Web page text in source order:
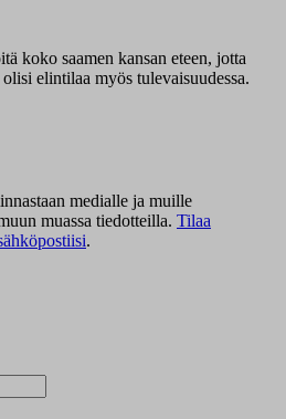
koko saamen kansan eteen, jotta
elintilaa myös tulevaisuudessa.
medialle ja muille
muassa tiedotteilla. Tilaa
.